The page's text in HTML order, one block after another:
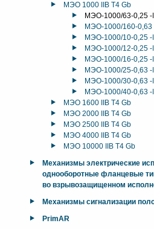
МЭО 1000 IIB T4 Gb
МЭО-1000/63-0,25 -
МЭО-1000/160-0,63
МЭО-1000/10-0,25 -
МЭО-1000/12-0,25 -
МЭО-1000/16-0,25 -
МЭО-1000/25-0,63 -
МЭО-1000/30-0,63 -
МЭО-1000/40-0,63 -
МЭО 1600 IIB T4 Gb
МЭО 2000 IIB T4 Gb
МЭО 2500 IIB T4 Gb
МЭО 4000 IIB T4 Gb
МЭО 10000 IIB T4 Gb
Механизмы электрические
однооборотные фланцевые
во взрывозащищенном
Механизмы сигнализации
PrimAR